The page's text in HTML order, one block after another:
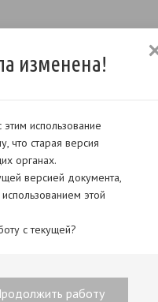
изменена!
использование
что старая версия
органах.
версией документа,
этой
с текущей?
работу